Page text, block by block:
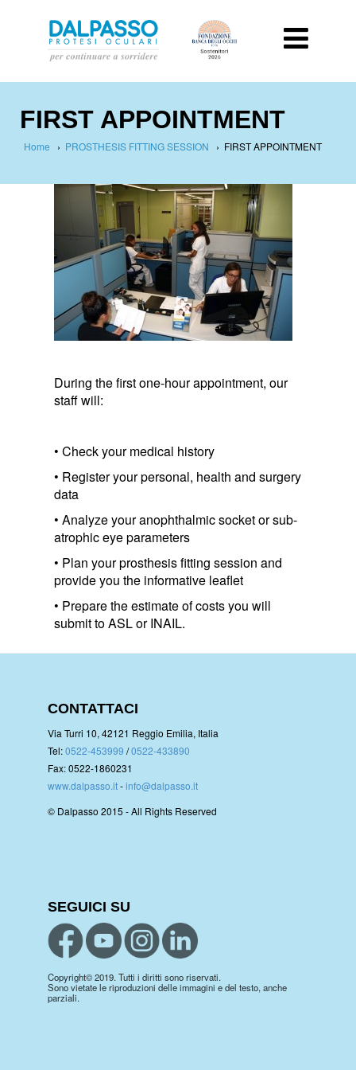
FIRST APPOINTMENT
Home › PROSTHESIS FITTING SESSION › FIRST APPOINTMENT
During the first one-hour appointment, our
staff will:
• Check your medical history
• Register your personal, health and surgery
data
• Analyze your anophthalmic socket or sub-
atrophic eye parameters
• Plan your prosthesis fitting session and
provide you the informative leaflet
• Prepare the estimate of costs you will
submit to ASL or INAIL.
CONTATTACI
Via Turri 10, 42121 Reggio Emilia, Italia
Tel:0522-453999 /0522-433890
Fax: 0522-1860231
www.dalpasso.it-info@dalpasso.it
© Dalpasso 2015 - All Rights Reserved
SEGUICI SU
Copyright© 2019. Tutti i diritti sono riservati.
Sono vietate le riproduzioni delle immagini e del testo, anche
parziali.